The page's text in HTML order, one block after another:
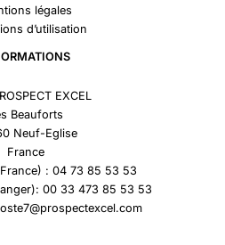
légales
d’utilisation
EXCEL
Beauforts
Neuf-Eglise
France
: 04 73 85 53 53
00 33 473 85 53 53